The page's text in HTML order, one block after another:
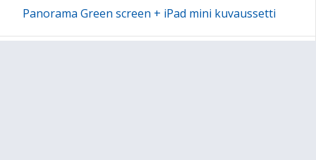
23:00
Panorama Green screen + iPad mini kuvaussetti